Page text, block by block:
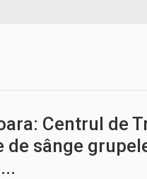
Centrul de
de sânge